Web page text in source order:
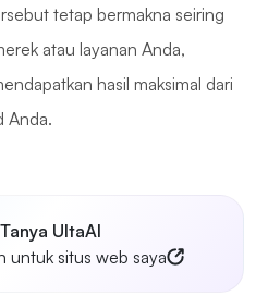
tetap bermakna seiring
atau layanan Anda,
hasil maksimal dari
Anda.
Tanya UltaAI
untuk situs web saya